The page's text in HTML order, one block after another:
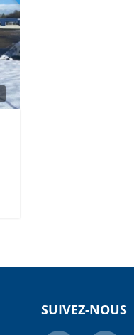
SUIVEZ-NOUS